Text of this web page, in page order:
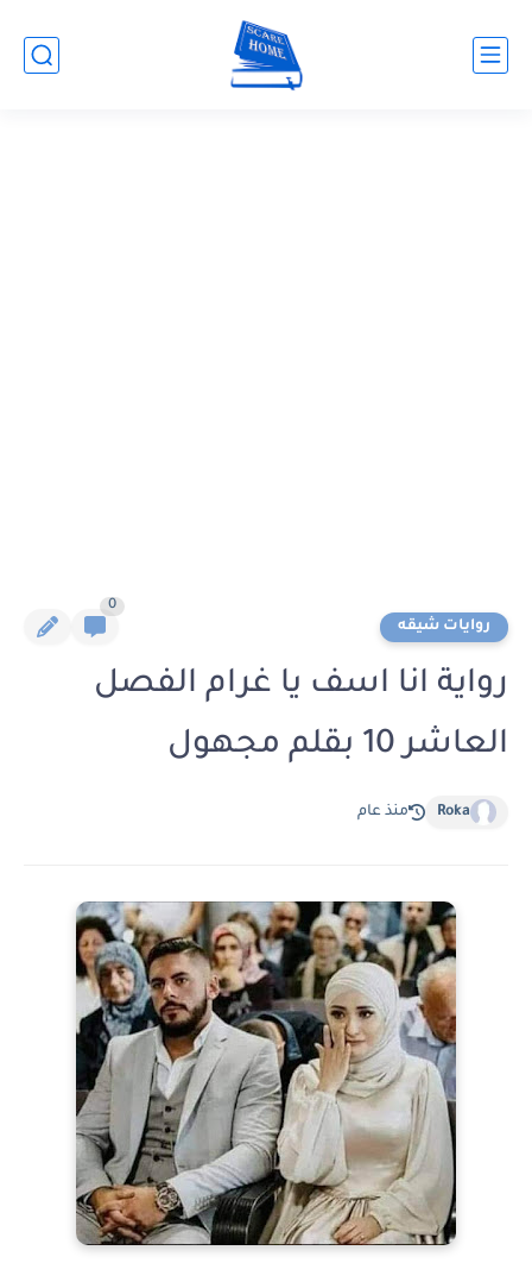
روايات شيقه
0
رواية انا اسف يا غرام الفصل
العاشر 10 بقلم مجهول
Roka منذ عام